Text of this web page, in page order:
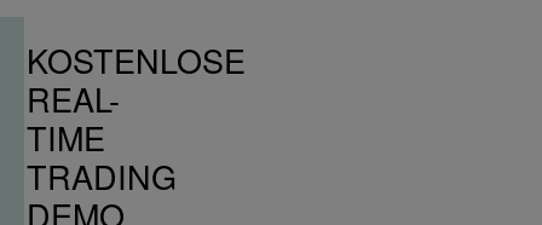
KOSTENLOSE
REAL-
TIME
TRADING
DEMO